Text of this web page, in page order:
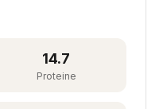
14.7
Proteine